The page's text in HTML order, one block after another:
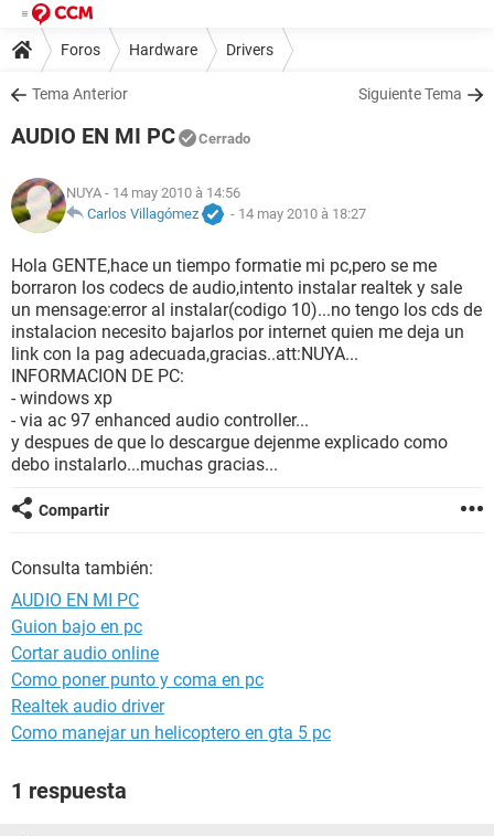
Foros Hardware Drivers
Tema Anterior Siguiente Tema
AUDIO EN MI PC Cerrado
NUYA - 14 may 2010 à 14:56
Carlos Villagómez
- 14 may 2010 à 18:27
Hola GENTE,hace un tiempo formatie mi pc,pero se me
borraron los codecs de audio,intento instalar realtek y sale
un mensage:error al instalar(codigo 10)...no tengo los cds de
instalacion necesito bajarlos por internet quien me deja un
link con la pag adecuada,gracias..att:NUYA...
INFORMACION DE PC:
- windows xp
- via ac 97 enhanced audio controller...
y despues de que lo descargue dejenme explicado como
debo instalarlo...muchas gracias...
Compartir
Consulta también:
AUDIO EN MI PC
Guion bajo en pc
Cortar audio online
Como poner punto y coma en pc
Realtek audio driver
Como manejar un helicoptero en gta 5 pc
1 respuesta